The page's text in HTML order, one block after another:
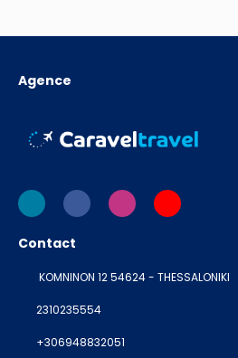
Agence
Contact
KOMNINON 12 54624 - THESSALONIKI
2310235554
+306948832051